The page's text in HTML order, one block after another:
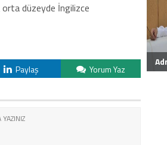
orta düzeyde İngilizce
Paylaş Yorum Yaz